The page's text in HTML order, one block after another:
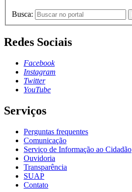
Busca:
Redes Sociais
Facebook
Instagram
Twitter
YouTube
Serviços
Perguntas frequentes
Comunicação
Serviço de Informação ao Cidadão
Ouvidoria
Transparência
SUAP
Contato